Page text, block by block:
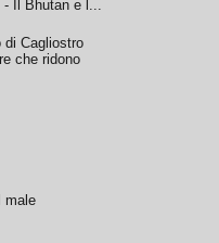
- Il Bhutan e l...
di Cagliostro
che ridono
male